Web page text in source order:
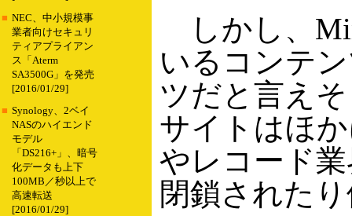
■ NEC、中小規模事
業者向けセキュリ
ティアプライアン
ス「Aterm
SA3500G」を発売
[2016/01/29]
■ Synology、2ベイ
NASのハイエンド
モデル
「DS216+」、暗号
化データも上下
100MB／秒以上で
高速転送
[2016/01/29]
しかし、
いるコンテ
ツだと言え
サイトはほ
やレコード
閉鎖された